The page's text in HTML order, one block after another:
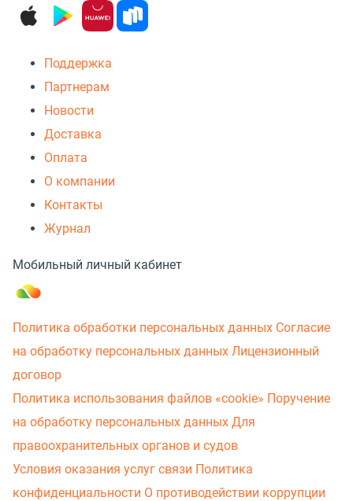
Поддержка
Партнерам
Новости
Доставка
Оплата
О компании
Контакты
Журнал
Мобильный личный кабинет
Политика обработки персональных данных Согласие
на обработку персональных данных Лицензионный
договор
Политика использования файлов «cookie» Поручение
на обработку персональных данных Для
правоохранительных органов и судов
Условия оказания услуг связи Политика
конфиденциальности О противодействии коррупции